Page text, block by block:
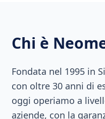
Chi è
Fondata nel 1995 in
con oltre 30 anni di
oggi operiamo a
aziende, con la